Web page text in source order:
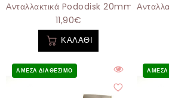
Ανταλλακτικά Pododisk 20mm 80grit -
11,90€
ΚΑΛΆΘΙ
ΆΜΕΣΑ ΔΙΑΘΈΣΙΜΟ ΆΜΕΣΑ